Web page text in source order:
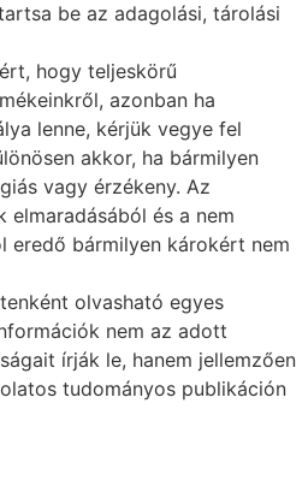
be az adagolási, tárolási
hogy teljeskörű
azonban ha
lenne, kérjük vegye fel
akkor, ha bármilyen
vagy érzékeny. Az
és a nem
eredő bármilyen károkért nem
olvasható egyes
nem az adott
írják le, hanem jellemzően
tudományos publikáción